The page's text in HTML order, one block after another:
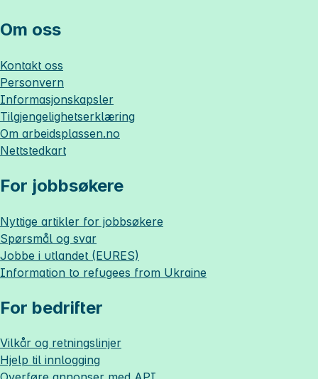
Om oss
Kontakt oss
Personvern
Informasjonskapsler
Tilgjengelighetserklæring
Om arbeidsplassen.no
Nettstedkart
For jobbsøkere
Nyttige artikler for jobbsøkere
Spørsmål og svar
Jobbe i utlandet (EURES)
Information to refugees from Ukraine
For bedrifter
Vilkår og retningslinjer
Hjelp til innlogging